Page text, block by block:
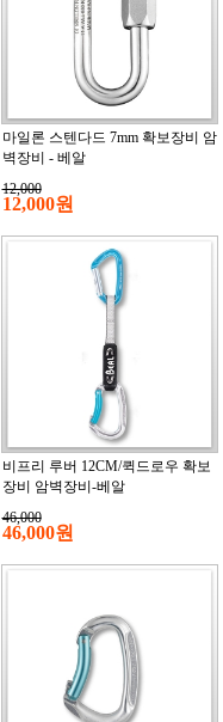
마일론 스텐다드 7mm 확보장비 암
벽장비 - 베알
12,000
12,000원
비프리 루버 12CM/퀵드로우 확보
장비 암벽장비-베알
46,000
46,000원